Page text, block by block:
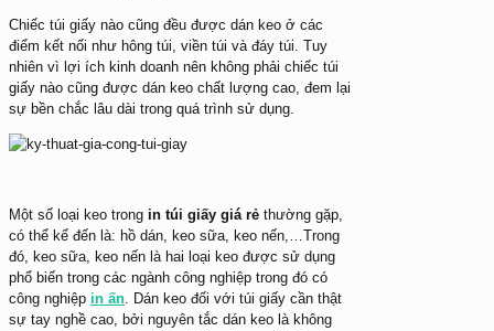
Chiếc túi giấy nào cũng đều được dán keo ở các
điểm kết nối như hông túi, viền túi và đáy túi. Tuy
nhiên vì lợi ích kinh doanh nên không phải chiếc túi
giấy nào cũng được dán keo chất lượng cao, đem lại
sự bền chắc lâu dài trong quá trình sử dụng.
Một số loại keo trong in túi giấy giá rẻ thường gặp,
có thể kể đến là: hồ dán, keo sữa, keo nến,…Trong
đó, keo sữa, keo nến là hai loại keo được sử dụng
phổ biến trong các ngành công nghiệp trong đó có
công nghiệp in ấn. Dán keo đối với túi giấy cần thật
sự tay nghề cao, bởi nguyên tắc dán keo là không